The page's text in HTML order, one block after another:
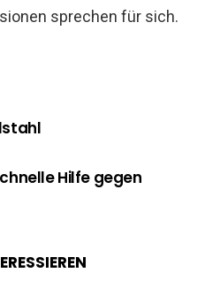
sprechen für sich.
Hilfe gegen